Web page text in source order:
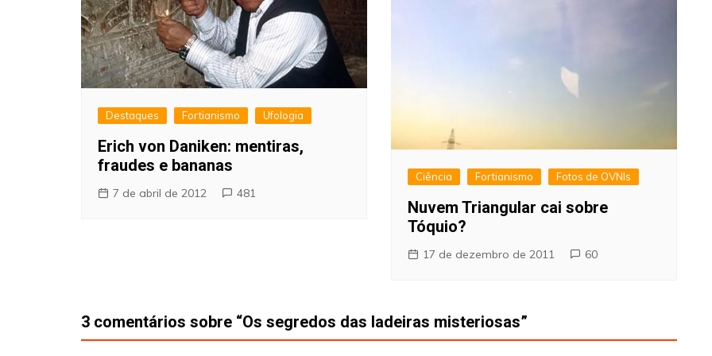
Destaques Fortianismo Ufologia
Erich von Daniken: mentiras,
fraudes e bananas
7 de abril de 2012 481
Ciência Fortianismo Fotos de OVNIs
Nuvem Triangular cai sobre
Tóquio?
17 de dezembro de 2011 60
3 comentários sobre “Os segredos das ladeiras misteriosas”